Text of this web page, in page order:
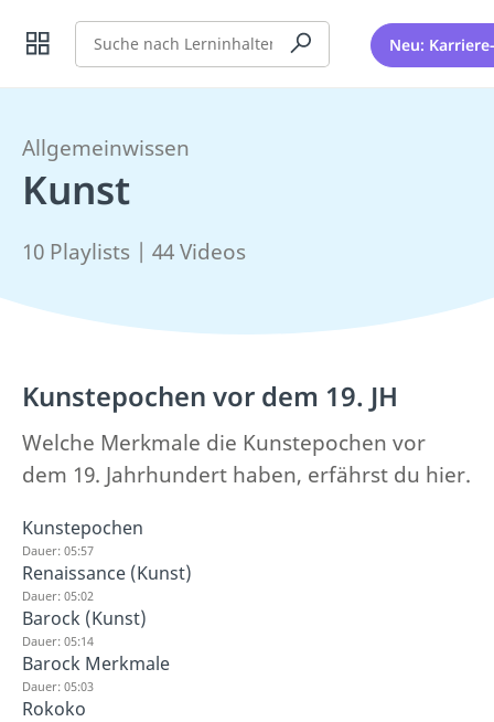
Suche Neu:
Allgemeinwissen
Kunst
10 Playlists | 44 Videos
Kunstepochen vor dem 19. JH
Welche Merkmale die Kunstepochen vor
dem 19. Jahrhundert haben, erfährst du hier.
Kunstepochen
Dauer: 05:57
Renaissance (Kunst)
Dauer: 05:02
Barock (Kunst)
Dauer: 05:14
Barock Merkmale
Dauer: 05:03
Rokoko